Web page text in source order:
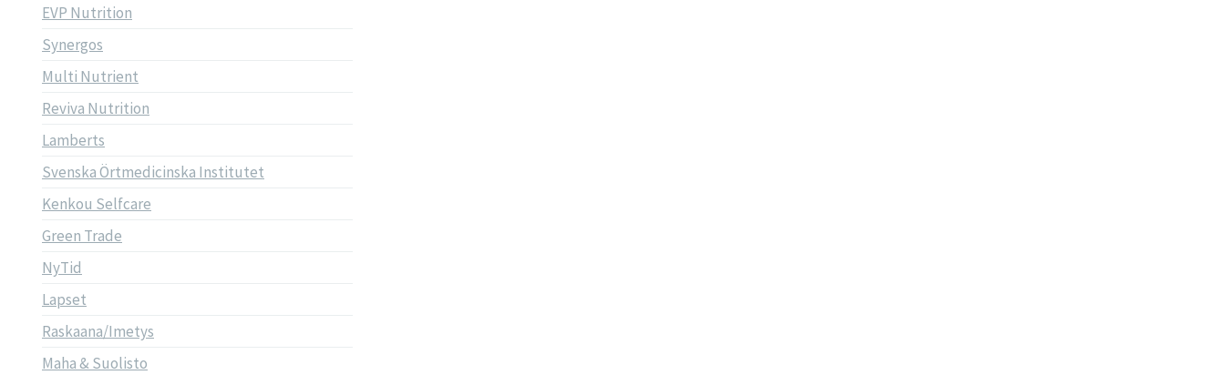
EVP Nutrition
Synergos
Multi Nutrient
Reviva Nutrition
Lamberts
Svenska Örtmedicinska Institutet
Kenkou Selfcare
Green Trade
NyTid
Lapset
Raskaana/Imetys
Maha & Suolisto